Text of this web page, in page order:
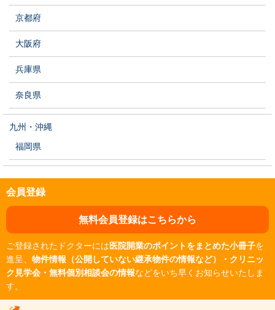
京都府
大阪府
兵庫県
奈良県
九州・沖縄
福岡県
会員登録
無料会員登録はこちらから
ご登録されたドクターには 医院開業のポイントをまとめた小冊子を
進呈、 物件情報（公開していない継承物件の情報など）・クリニッ
ク見学会・無料個別相談会の情報などをいち早くお知らせいたしま
す。